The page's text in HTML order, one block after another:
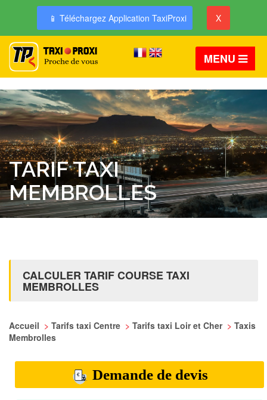
📱 Téléchargez Application TaxiProxi X
MENU
TARIF TAXI
MEMBROLLES
CALCULER TARIF COURSE TAXI
MEMBROLLES
Accueil > Tarifs taxi Centre > Tarifs taxi Loir et Cher > Taxis
Membrolles
Demande de devis